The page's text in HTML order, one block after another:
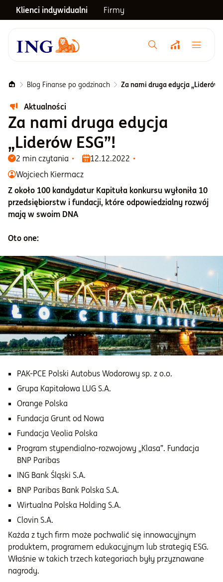
Klienci indywidualni Firmy
Menu główne
Notowania
Emerytura
Inwestycje
Blog
Centrum pomocy
Informacje i dokumenty
O nas
Otwórz konto
Zaloguj
Blog Finanse po godzinach Za nami druga edycja „Liderów
Aktualności
Za nami druga edycja
„Liderów ESG”!
2 min czytania
12.12.2022
Wojciech Kiermacz
Z około 100 kandydatur Kapituła konkursu wyłoniła 10
przedsiębiorstw i fundacji, które odpowiedzialny rozwój
mają w swoim DNA
Oto one:
PAK-PCE Polski Autobus Wodorowy sp. z o.o.
Grupa Kapitałowa LUG S.A.
Orange Polska
Fundacja Grunt od Nowa
Fundacja Veolia Polska
Program stypendialno-rozwojowy „Klasa”. Fundacja
BNP Paribas
ING Bank Śląski S.A.
BNP Paribas Bank Polska S.A.
Wirtualna Polska Holding S.A.
Clovin S.A.
Każda z tych firm może pochwalić się innowacyjnym
produktem, programem edukacyjnym lub strategią ESG.
Właśnie w takich trzech kategoriach były przyznawane
nagrody.